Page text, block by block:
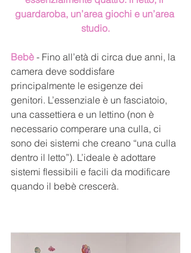
guardaroba, un’area giochi e un’area
studio.
Bebè - Fino all’età di circa due anni, la
camera deve soddisfare
principalmente le esigenze dei
genitori. L’essenziale è un fasciatoio,
una cassettiera e un lettino (non è
necessario comperare una culla, ci
sono dei sistemi che creano “una culla
dentro il letto”). L’ideale è adottare
sistemi flessibili e facili da modificare
quando il bebè crescerà.